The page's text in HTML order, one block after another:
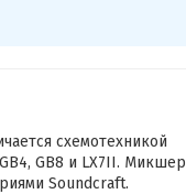
схемотехникой
GB8 и LX7II. Микшер
Soundcraft.